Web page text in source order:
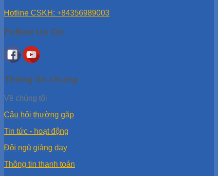
Hotline CSKH: +84356989003
Follow Us On
Thông tin chung
Về chúng tôi
Câu hỏi thường gặp
Tin tức - hoạt động
Đội ngũ giảng dạy
Thông tin thanh toán